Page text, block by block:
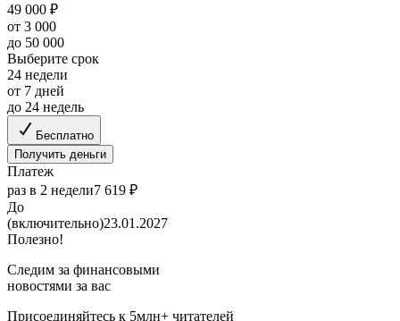
49 000 ₽
от 3 000
до 50 000
Выберите срок
24 недели
от 7 дней
до 24 недель
Бесплатно
Получить деньги
Платеж
раз в 2 недели7 619 ₽
До
(включительно)23.01.2027
Полезно!
Следим за финансовыми
новостями за вас
Присоединяйтесь к 5млн+ читателей